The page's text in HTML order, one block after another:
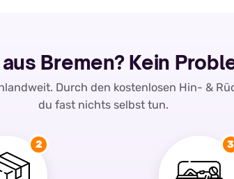
Bremen? Kein
Durch den kostenlosen Hin- &
du fast nichts selbst tun.
2 3